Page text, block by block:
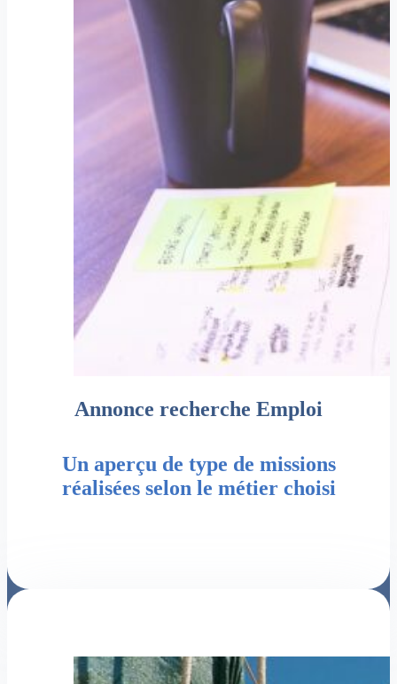
Annonce recherche Emploi
Un aperçu de type de missions
réalisées selon le métier choisi